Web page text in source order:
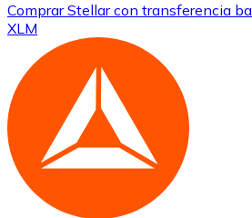
ComprarStellarcon transferencia
XLM